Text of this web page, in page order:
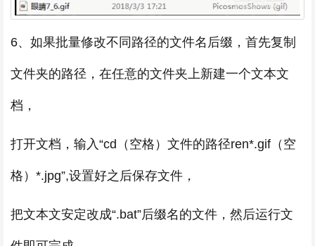
6、如果批量修改不同路径的文件名后缀，首先复制
文件夹的路径，在任意的文件夹上新建一个文本文
档，
打开文档，输入“cd（空格）文件的路径ren*.gif（空
格）*.jpg”,设置好之后保存文件，
把文本文安定改成“.bat”后缀名的文件，然后运行文